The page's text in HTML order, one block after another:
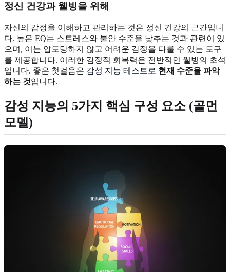
정신 건강과 웰빙을 위해
자신의 감정을 이해하고 관리하는 것은 정신 건강의 근간입니
다. 높은 EQ는 스트레스와 불안 수준을 낮추는 것과 관련이 있
으며, 이는 압도당하지 않고 어려운 감정을 다룰 수 있는 도구
를 제공합니다. 이러한 감정적 회복력은 전반적인 웰빙의 초석
입니다. 좋은 첫걸음은 감성 지능 테스트로 현재 수준을 파악
하는 것입니다.
감성 지능의 5가지 핵심 구성 요소 (골먼
모델)